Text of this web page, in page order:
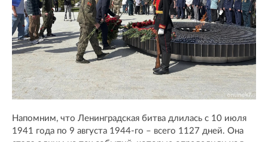
Напомним, что Ленинградская битва длилась с 10 июля
1941 года по 9 августа 1944-го – всего 1127 дней. Она